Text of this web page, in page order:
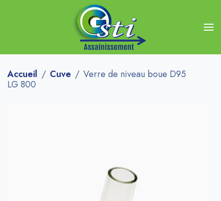
Accueil Cuve
Verre de niveau boue D95
LG 800